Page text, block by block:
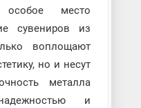
место
сувениров из
воплощают
но и несут
металла
и